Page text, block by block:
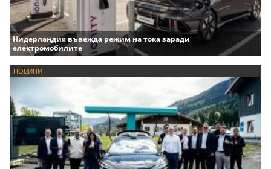
Нидерландия въвежда режим на тока заради
електромобилите
НОВИНИ